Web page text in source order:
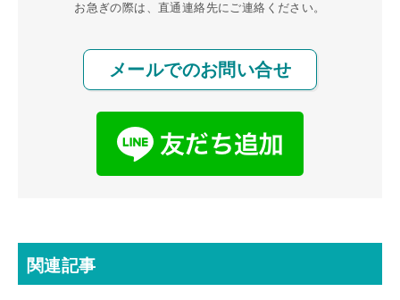
お急ぎの際は、直通連絡先にご連絡ください。
メールでのお問い合せ
関連記事